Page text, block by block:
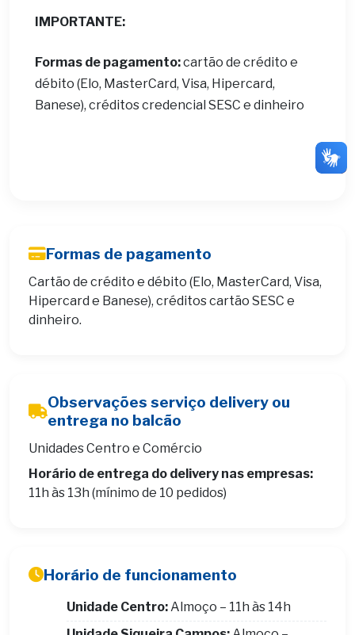
IMPORTANTE:
Formas de pagamento:cartão de crédito e
débito (Elo, MasterCard, Visa, Hipercard,
Banese), créditos credencial SESC e dinheiro
Formas de pagamento
Cartão de crédito e débito (Elo, MasterCard, Visa,
Hipercard e Banese), créditos cartão SESC e
dinheiro.
Observações serviço delivery ou
entrega no balcão
Unidades Centro e Comércio
Horário de entrega do delivery nas empresas:
11h às 13h (mínimo de 10 pedidos)
Horário de funcionamento
Unidade Centro: Almoço – 11h às 14h